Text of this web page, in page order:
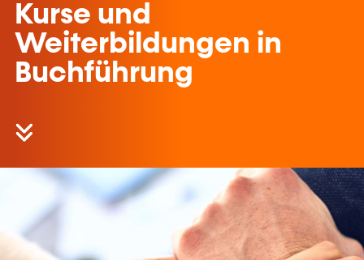
Kurse und
Weiterbildungen in
Buchführung